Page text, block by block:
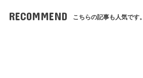
RECOMMEND こちらの記事も人気です。